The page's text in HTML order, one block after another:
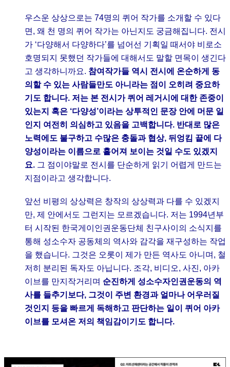
우스운 상상으로는 74명의 퀴어 작가를 소개할 수 있다
면, 왜 천 명의 퀴어 작가는 아닌지도 궁금해집니다. 전시
가 ‘다양해서 다양하다’를 넘어선 기획일 때서야 비로소
호명되지 못했던 작가들에 대해서도 말할 면목이 생긴다
고 생각하니까요. 참여작가들 역시 전시에 온순하게 동
의할 수 있는 사람들만도 아니라는 점이 오히려 중요하
기도 합니다. 저는 본 전시가 퀴어 레거시에 대한 존중이
있는지 혹은 ‘다양성’이라는 상투적인 문장 안에 머문 일
인지 여전히 의심하고 있음을 고백합니다. 반대로 많은
노력에도 불구하고 수많은 충돌과 협상, 뒤엉킴 끝에 다
양성이라는 이름으로 흩어져 보이는 것일 수도 있겠지
요. 그 점이야말로 전시를 단순하게 읽기 어렵게 만드는
지점이라고 생각합니다.
앞선 비평의 상상력은 창작의 상상력과 다를 수 있겠지
만, 제 안에서도 그런지는 모르겠습니다. 저는 1994년부
터 시작된 한국게이인권운동단체 친구사이의 소식지를
통해 성소수자 공동체의 역사와 감각을 재구성하는 작업
을 했습니다. 그것은 오롯이 제가 만든 역사도 아니며, 철
저히 분리된 독자도 아닙니다. 조각, 비디오, 사진, 아카
이브를 만지작거리며 순진하게 성소수자인권운동의 역
사를 들추기보다, 그것이 주변 환경과 얼마나 어우러질
것인지 등을 빠르게 독해하고 판단하는 일이 퀴어 아카
이브를 모셔온 저의 책임감이기도 합니다.